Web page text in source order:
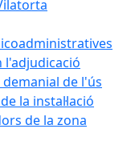
de l'ús
la instal·lació
de la zona